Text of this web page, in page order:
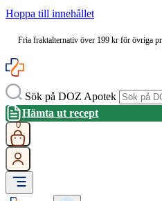
Hoppa till innehållet
Fria fraktalternativ över 199 kr för övriga
Sök på DOZ Apotek
Hämta ut recept
0